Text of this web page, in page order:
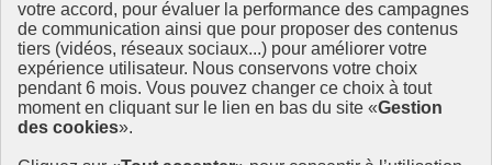
votre accord, pour évaluer la performance des campagnes
de communication ainsi que pour proposer des contenus
tiers (vidéos, réseaux sociaux...) pour améliorer votre
expérience utilisateur. Nous conservons votre choix
pendant 6 mois. Vous pouvez changer ce choix à tout
moment en cliquant sur le lien en bas du site «Gestion
des cookies».
La Méth’ODD
Gouvernement
Ce site propose l’information de référence concernant l’Agenda
2030 et la feuille de route de la France. Il valorise la mobilisation de
tous les acteurs.
info.gouv.fr- ouvre une nouvelle fenêtre